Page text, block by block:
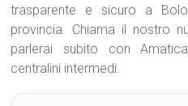
trasparente e sicuro a
provincia. Chiama il nostro
parlerai subito con
centralini intermedi.